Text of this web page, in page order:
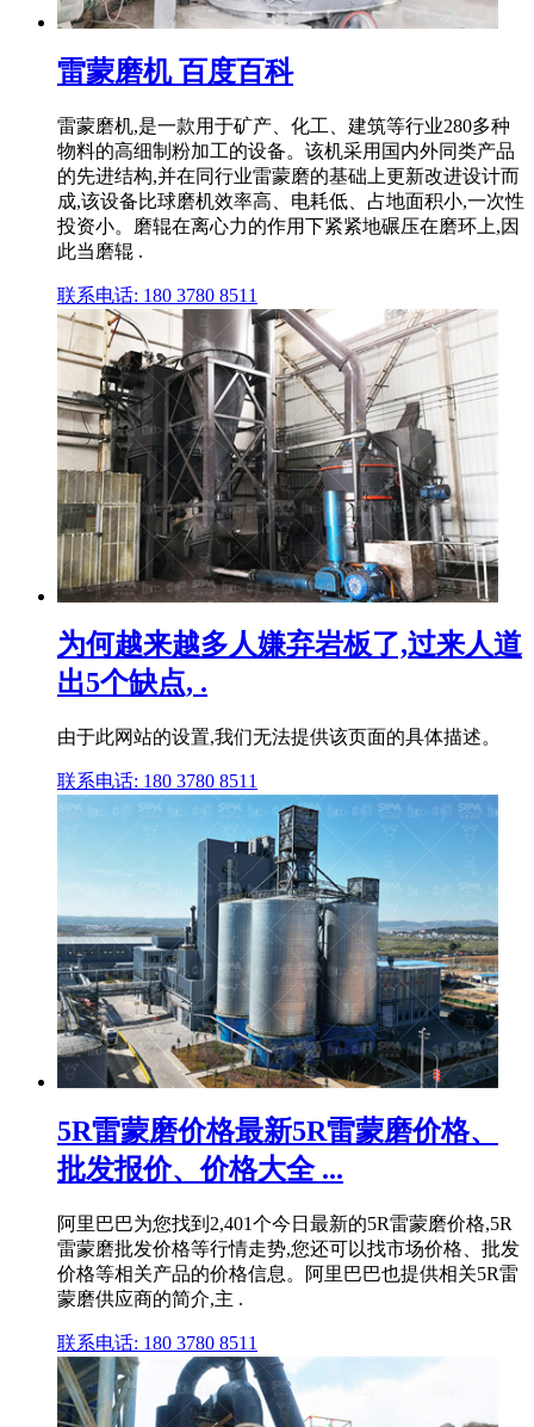
雷蒙磨机 百度百科
雷蒙磨机,是一款用于矿产、化工、建筑等行业280多种
物料的高细制粉加工的设备。该机采用国内外同类产品
的先进结构,并在同行业雷蒙磨的基础上更新改进设计而
成,该设备比球磨机效率高、电耗低、占地面积小,一次性
投资小。磨辊在离心力的作用下紧紧地碾压在磨环上,因
此当磨辊 .
联系电话: 180 3780 8511
为何越来越多人嫌弃岩板了,过来人道
出5个缺点, .
由于此网站的设置,我们无法提供该页面的具体描述。
联系电话: 180 3780 8511
5R雷蒙磨价格最新5R雷蒙磨价格、
批发报价、价格大全 ...
阿里巴巴为您找到2,401个今日最新的5R雷蒙磨价格,5R
雷蒙磨批发价格等行情走势,您还可以找市场价格、批发
价格等相关产品的价格信息。阿里巴巴也提供相关5R雷
蒙磨供应商的简介,主 .
联系电话: 180 3780 8511